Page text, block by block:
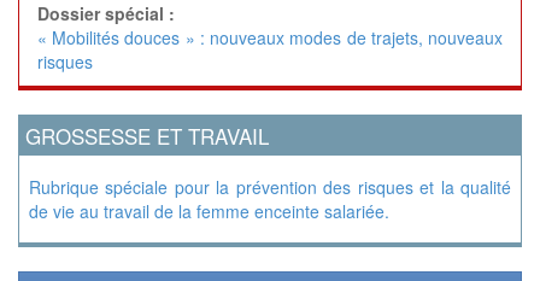
Dossier spécial :
« Mobilités douces » : nouveaux modes de trajets, nouveaux
risques
GROSSESSE ET TRAVAIL
Rubrique spéciale pour la prévention des risques et la qualité
de vie au travail de la femme enceinte salariée.